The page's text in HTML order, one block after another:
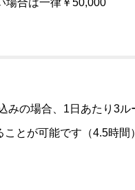
場合は一律￥50,000
みの場合、1日あたり3ル
とが可能です（4.5時間）